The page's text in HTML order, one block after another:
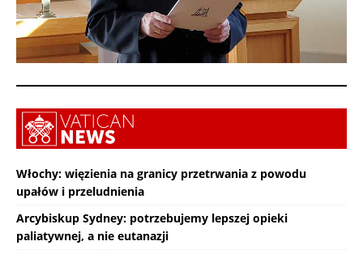
Włochy: więzienia na granicy przetrwania z powodu
upałów i przeludnienia
Arcybiskup Sydney: potrzebujemy lepszej opieki
paliatywnej, a nie eutanazji